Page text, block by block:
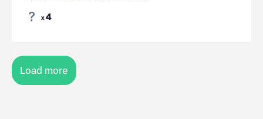
x 4
Load more